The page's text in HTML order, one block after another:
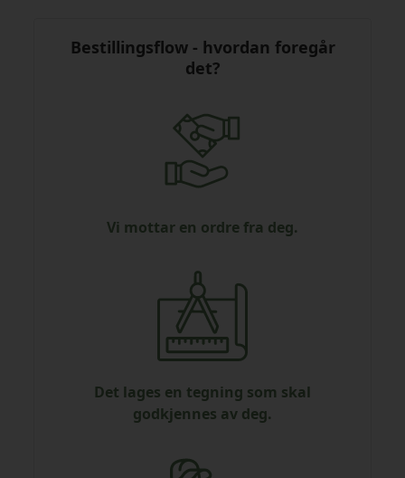
Bestillingsflow - hvordan foregår
det?
Vi mottar en ordre fra deg.
Det lages en tegning som skal
godkjennes av deg.